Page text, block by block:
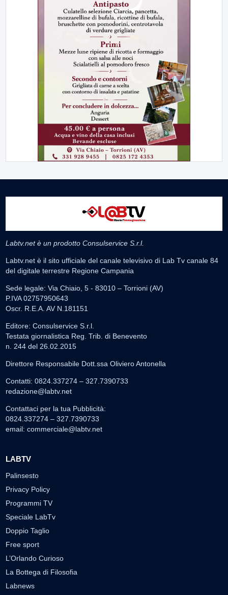
Labtv.net è un prodotto Consulservice S.r.l.
Labtv.net è il sito ufficiale del canale televisivo di Lab Tv canale 84
del digitale terrestre Regione Campania
Sede legale: Via Chiaio, 5 - 83010 – Torrioni (AV)
P.IVA 02757950643
Oscr. R.E.A. AV N.181151
Editore: Consulservice S.r.l.
Testata giornalistica Reg. Trib. di Benevento
n. 244 del 26.02.2015
Direttore Responsabile Dott.ssa Oliviero Antonella
Contatti: 0824.337274 – 327.7390733
redazione@labtv.net
Contattaci per la tua Pubblicità:
0824.337274 – 327.7390733
email: commerciale@labtv.net
LABTV
Palinsesto
Privacy Policy
Programmi TV
Speciale LabTv
Doppio Taglio
Free sport
L’Orlando Curioso
La Bottega di Filosofia
Labnews